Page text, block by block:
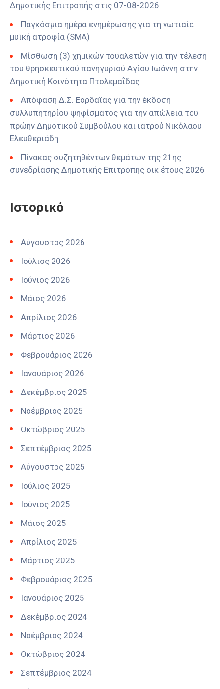
Δημοτικής Επιτροπής στις 07-08-2026
Παγκόσμια ημέρα ενημέρωσης για τη νωτιαία
μυϊκή ατροφία (SMA)
Μίσθωση (3) χημικών τουαλετών για την τέλεση
του θρησκευτικού πανηγυριού Αγίου Ιωάννη στην
Δημοτική Κοινότητα Πτολεμαΐδας
Απόφαση Δ.Σ. Εορδαϊας για την έκδοση
συλλυπητηρίου ψηφίσματος για την απώλεια του
πρώην Δημοτικού Συμβούλου και ιατρού Νικόλαου
Ελευθεριάδη
Πίνακας συζητηθέντων θεμάτων της 21ης
συνεδρίασης Δημοτικής Επιτροπής οικ έτους 2026
Ιστορικό
Αύγουστος 2026
Ιούλιος 2026
Ιούνιος 2026
Μάιος 2026
Απρίλιος 2026
Μάρτιος 2026
Φεβρουάριος 2026
Ιανουάριος 2026
Δεκέμβριος 2025
Νοέμβριος 2025
Οκτώβριος 2025
Σεπτέμβριος 2025
Αύγουστος 2025
Ιούλιος 2025
Ιούνιος 2025
Μάιος 2025
Απρίλιος 2025
Μάρτιος 2025
Φεβρουάριος 2025
Ιανουάριος 2025
Δεκέμβριος 2024
Νοέμβριος 2024
Οκτώβριος 2024
Σεπτέμβριος 2024